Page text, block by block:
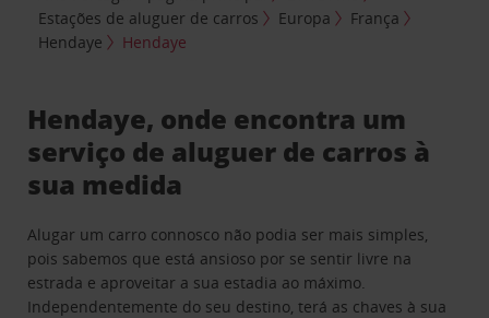
Estações de aluguer de carros
Europa
França
Hendaye
Hendaye
Hendaye, onde encontra um
serviço de aluguer de carros à
sua medida
Alugar um carro connosco não podia ser mais simples,
pois sabemos que está ansioso por se sentir livre na
estrada e aproveitar a sua estadia ao máximo.
Independentemente do seu destino, terá as chaves à sua